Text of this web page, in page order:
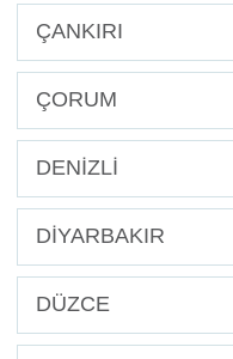
ÇANKIRI
ÇORUM
DENİZLİ
DİYARBAKIR
DÜZCE